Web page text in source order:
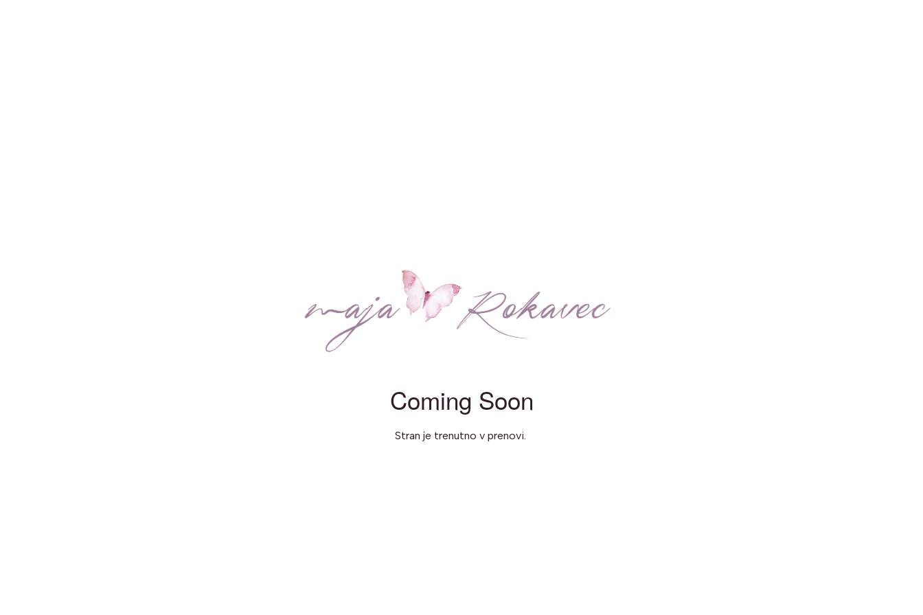
Coming Soon
Stran je trenutno v prenovi.